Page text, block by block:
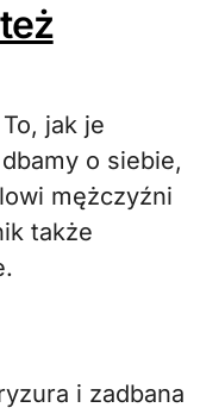
jak je
o siebie,
mężczyźni
także
i zadbana